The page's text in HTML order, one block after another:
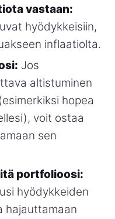
vastaan:
hyödykkeisiin,
inflaatiolta.
Jos
altistuminen
hopea
voit ostaa
sen
portfolioosi:
hyödykkeiden
hajauttamaan